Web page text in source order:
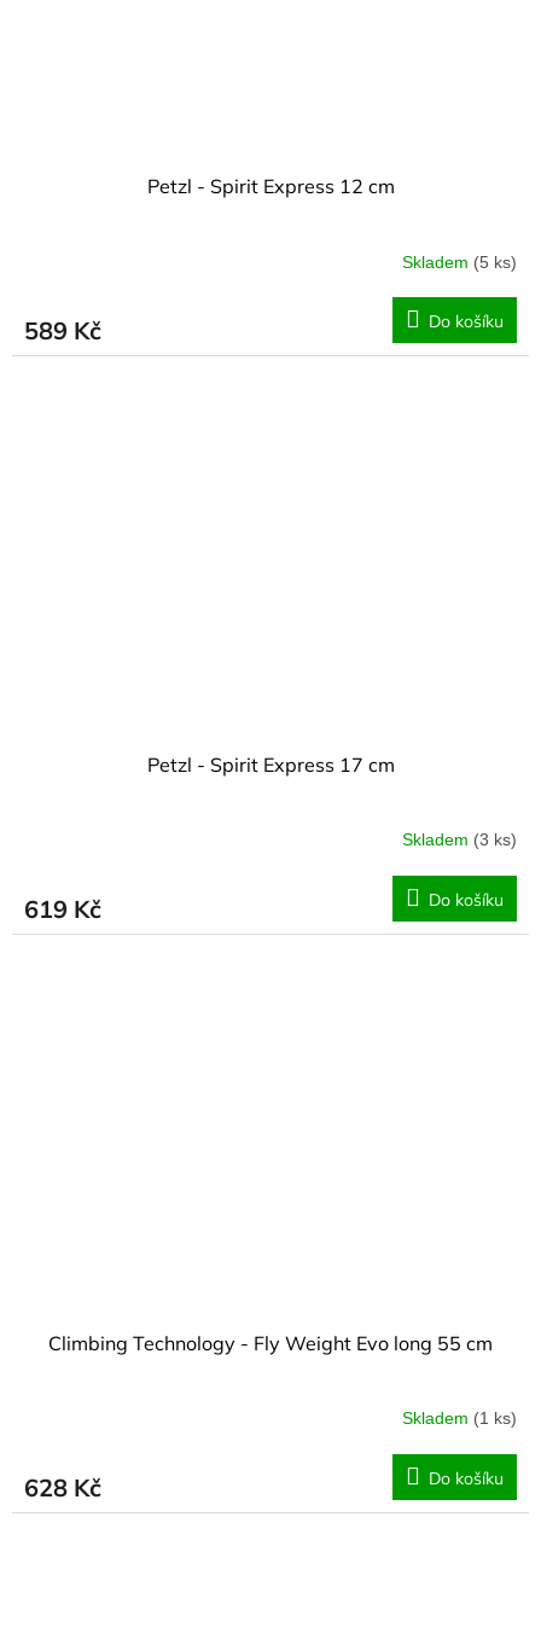
Petzl - Spirit Express 12 cm
Skladem (5 ks)
589 Kč Do košíku
Petzl - Spirit Express 17 cm
Skladem (3 ks)
619 Kč Do košíku
Climbing Technology - Fly Weight Evo long 55 cm
Skladem (1 ks)
628 Kč Do košíku